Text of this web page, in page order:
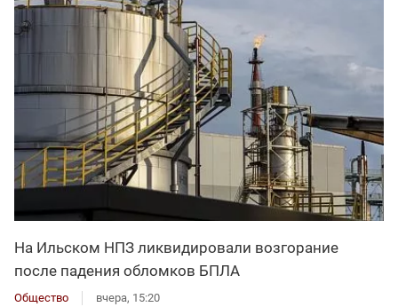
На Ильском НПЗ ликвидировали возгорание
после падения обломков БПЛА
Общество вчера, 15:20